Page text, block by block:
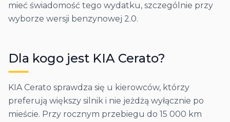
mieć świadomość tego wydatku, szczególnie przy
wyborze wersji benzynowej 2.0.
Dla kogo jest KIA Cerato?
KIA Cerato sprawdza się u kierowców, którzy
preferują większy silnik i nie jeżdżą wyłącznie po
mieście. Przy rocznym przebiegu do 15 000 km